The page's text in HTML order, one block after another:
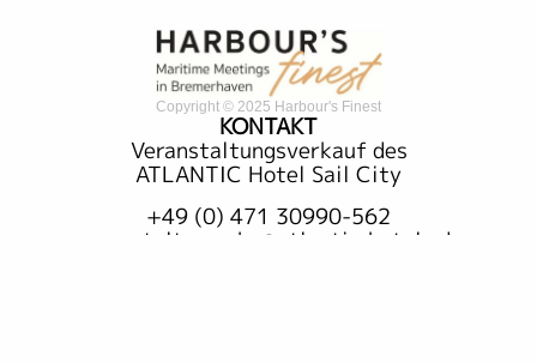
Copyright © 2025 Harbour's Finest
KONTAKT
Veranstaltungsverkauf des
ATLANTIC Hotel Sail City
+49 (0) 471 30990-562
veranstaltung.ahs@atlantic-hotels.de